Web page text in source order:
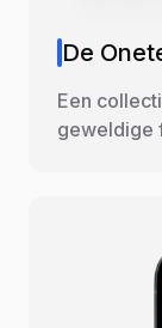
De
Een
geweldige